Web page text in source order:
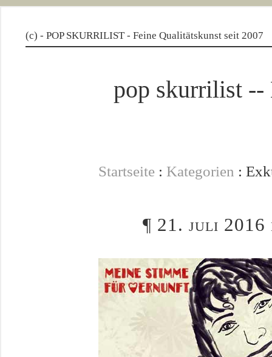
(c) - POP SKURRILIST - Feine Qualitätskunst seit 2007
pop skurrilist
Startseite : Kategorien :
¶ 21. juli 2016